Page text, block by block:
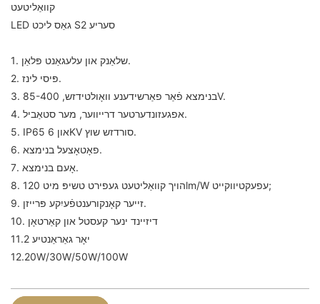
קוואַליטעט
LED גאַס ליכט S2 סעריע
1. שלאַנק און עלעגאַנט פּלאַן.
2. פּיסי לינז.
3. בנימצא פֿאַר פאַרשידענע וואָולטידזש, 85-400V.
4. אפגעזונדערטער דרייווער, מער סטאַביל.
5. IP65 און 6KV סורדזש שוץ.
6. פאָטאָצעל בנימצא.
7. אָעם בנימצא.
8. הויך קוואַליטעט געפירט טשיפּ מיט 120lm/W עפעקטיווקייט;
9. זייער קאָנקורענטפֿעיִקע פּרייזן.
10. דיזיינד ינער קעסטל און קאַרטאָן
11.2 יאָר גאַראַנטיע
12.20W/30W/50W/100W